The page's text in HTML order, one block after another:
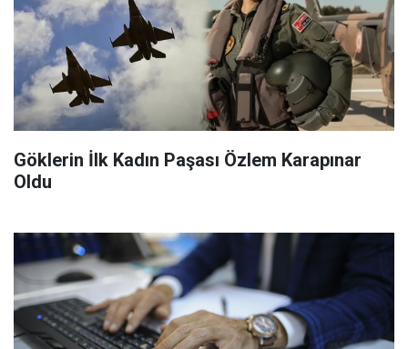
Göklerin İlk Kadın Paşası Özlem Karapınar
Oldu